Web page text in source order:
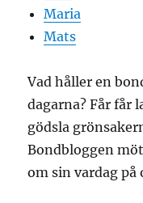
Maria
Mats
Vad håller en
dagarna? Får får
gödsla
Bondbloggen
om sin vardag